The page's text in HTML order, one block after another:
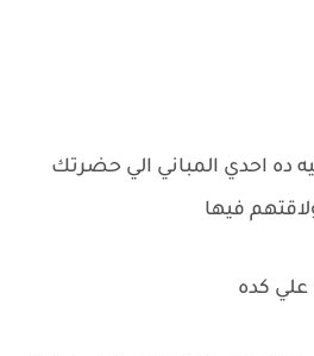
ده احدي المباني الي حضرتك
فيها
علي كده